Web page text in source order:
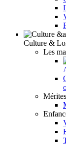
Culture &
Les